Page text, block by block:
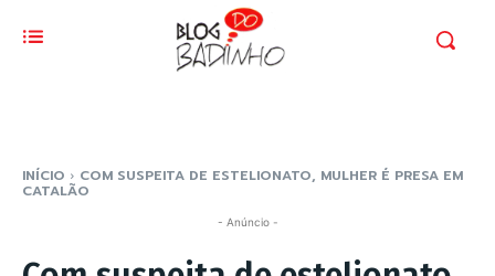
INÍCIO COM SUSPEITA DE ESTELIONATO, MULHER É PRESA EM
CATALÃO
- Anúncio -